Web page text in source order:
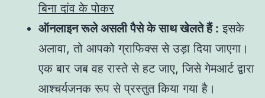
बिना दांव के पोकर
ऑनलाइन रूले असली पैसे के साथ खेलते हैं : इसके
अलावा, तो आपको ग्राफिक्स से उड़ा दिया जाएगा।
एक बार जब वह रास्ते से हट जाए, जिसे गेमआर्ट द्वारा
आश्चर्यजनक रूप से प्रस्तुत किया गया है।